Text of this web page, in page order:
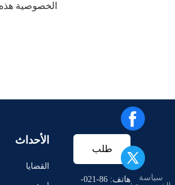
الخصوصية
الأحداث
القضايا
طلب
اقتباس هاتف: 86-021-
سياسة